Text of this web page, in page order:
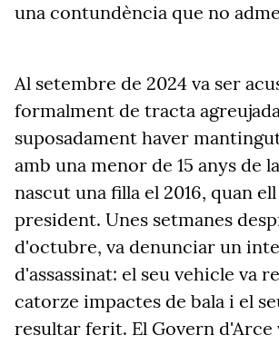
una contundència que no
Al setembre de 2024 va ser
formalment de tracta
suposadament haver
amb una menor de 15 anys de
nascut una filla el 2016, quan
president. Unes setmanes
d'octubre, va denunciar un
d'assassinat: el seu vehicle va
catorze impactes de bala i el
resultar ferit. El Govern d'Arce